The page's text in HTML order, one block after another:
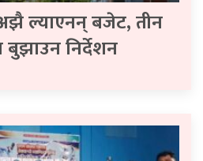
ल्याएनन् बजेट, तीन
बुझाउन निर्देशन